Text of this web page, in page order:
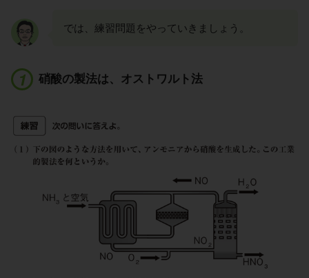
では、練習問題をやっていきましょう。
硝酸の製法は、オストワルト法